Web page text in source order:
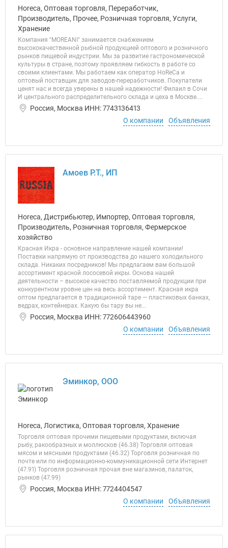
Horeca, Оптовая торговля, Переработчик,
Производитель, Прочее, Розничная торговля, Услуги,
Хранение
Компания "MOREANI" занимается снабжением
высококачественной рыбной продукцией оптового и розничного
рынков пищевой индустрии. Мы за развитие гастрономической
культуры в стране, поэтому проявляем гибкость в работе со
своими клиентами. Мы работаем как оператор HoReCa и
оптовый поставщик для заводов-переработчиков. Покупатели
ценят нас и всегда уверены в нашей надежности! Филаил в Сочи
И центрального распределительного склада и цеха в Москве....
Россия, Москва ИНН: 7743136413
О компании
Объявления
Амоев Р.Т., ИП
Horeca, Дистрибьютер, Импортер, Оптовая торговля,
Производитель, Розничная торговля, Фермерское
хозяйство
Красная Икра - основное направление нашей компании!
Поставки напрямую от производства до нашего холодильного
склада. Никаких посредников! Мы предлагаем вам большой
ассортимент красной лососевой икры. Основа нашей
деятельности – высокое качество поставляемой продукции при
конкурентном уровне цен на весь ассортимент. Красная икра
оптом предлагается в традиционной таре — пластиковых банках,
ведрах, контейнерах. Какую бы тару вы не...
Россия, Москва ИНН: 772606443960
О компании
Объявления
Эминкор, ООО
Horeca, Логистика, Оптовая торговля, Хранение
Торговля оптовая прочими пищевыми продуктами, включая
рыбу, ракообразных и моллюсков (46.38) Торговля оптовая
мясом и мясными продуктами (46.32) Торговля розничная по
почте или по информационно-коммуникационной сети Интернет
(47.91) Торговля розничная прочая вне магазинов, палаток,
рынков (47.99)
Россия, Москва ИНН: 7724404547
О компании
Объявления